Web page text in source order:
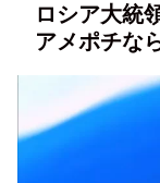
ロシア大統
アメポチな